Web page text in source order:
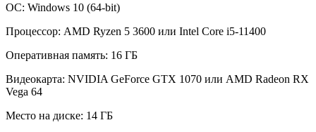
ОС: Windows 10 (64-bit)
Процессор: AMD Ryzen 5 3600 или Intel Core i5-11400
Оперативная память: 16 ГБ
Видеокарта: NVIDIA GeForce GTX 1070 или AMD Radeon RX
Vega 64
Место на диске: 14 ГБ